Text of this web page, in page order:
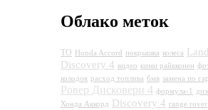
Облако меток
ТО Honda Accord покрышка колеса
Discovery 4 видео кими райкконен
колодок расход топлива бмв замена по
Ровер Дисковери 4 формула-1
Хонда Аккорд Discovery 4 range rover